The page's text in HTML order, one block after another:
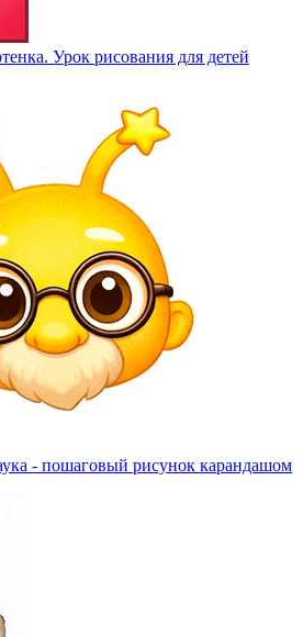
Урок рисования для детей
- пошаговый рисунок карандашом